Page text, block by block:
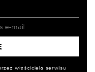
właściciela serwisu